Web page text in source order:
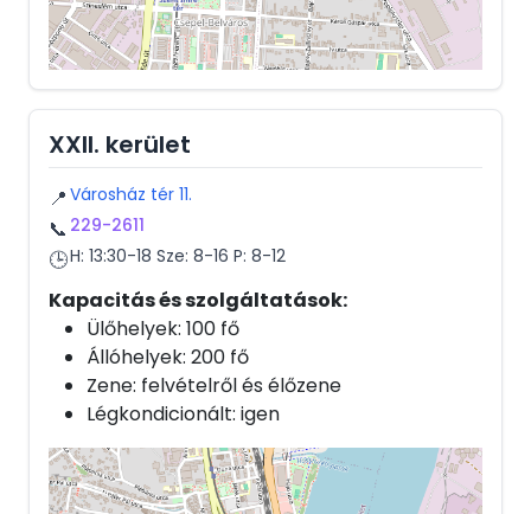
XXII. kerület
📍 Városház tér 11.
📞 229-2611
🕒H: 13:30-18 Sze: 8-16 P: 8-12
Kapacitás és szolgáltatások:
Ülőhelyek: 100 fő
Állóhelyek: 200 fő
Zene: felvételről és élőzene
Légkondicionált: igen